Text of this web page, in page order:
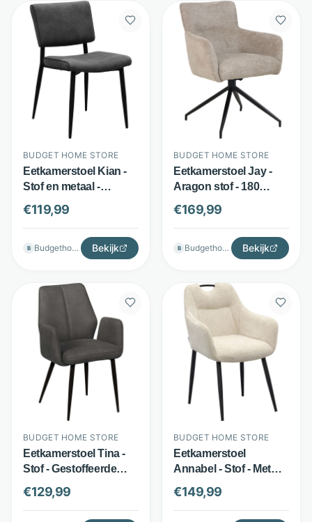
BUDGET HOME STORE
Eetkamerstoel Kian -
Stof en metaal -
Sierstiksels - Antraciet
- Budget Home Store
€119,99
B Budgethomestore Bekijk
BUDGET HOME STORE
Eetkamerstoel Jay -
Aragon stof - 180
graden draaibaar -
Beige - Budget Home
Store
€169,99
B Budgethomestore Bekijk
BUDGET HOME STORE
Eetkamerstoel Tina -
Stof - Gestoffeerde
armleuningen -
Diverse kleuren -
Budget Home Store
€129,99
BUDGET HOME STORE
Eetkamerstoel
Annabel - Stof - Met
armleuningen en
handgreep - Beige -
Budget Home Store
€149,99